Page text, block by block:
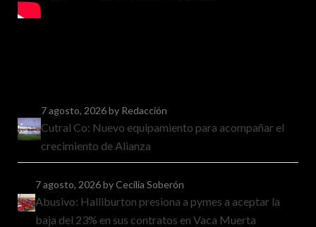
7 agosto, 2026by Redacción
Cutral Co: Nuevo equipamiento para acompañar el
crecimiento de Alianza
7 agosto, 2026by Cecilia Soberón
Abusivo: Halliburton presiona a pymes a aceptar la
baja del 23% en sus contratos en Vaca Muerta